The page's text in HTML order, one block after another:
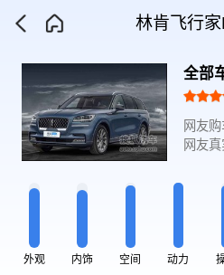
林肯飞行
全部
网友
网友
外观 内饰 空间 动力